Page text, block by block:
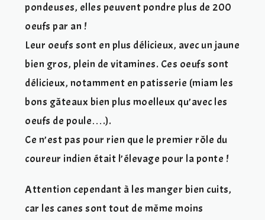
pondeuses, elles peuvent pondre plus de 200
oeufs par an !
Leur oeufs sont en plus délicieux, avec un jaune
bien gros, plein de vitamines. Ces oeufs sont
délicieux, notamment en patisserie (miam les
bons gâteaux bien plus moelleux qu’avec les
oeufs de poule….).
Ce n’est pas pour rien que le premier rôle du
coureur indien était l’élevage pour la ponte !
Attention cependant à les manger bien cuits,
car les canes sont tout de même moins